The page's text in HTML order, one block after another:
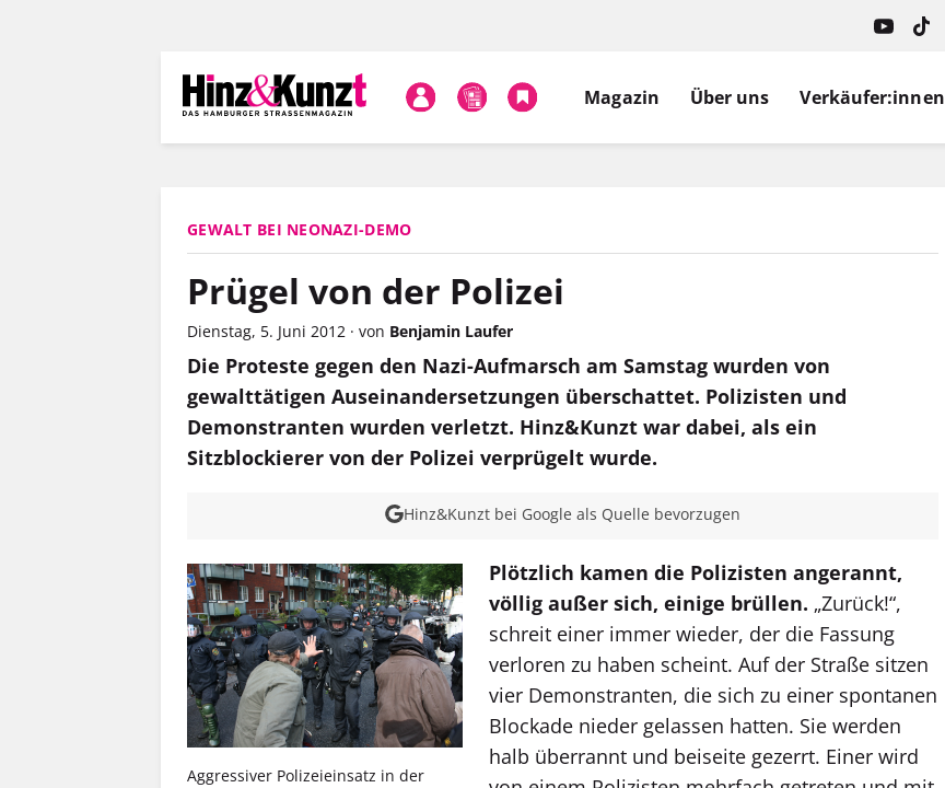
Magazin Über uns Verkäufer:innen
GEWALT BEI NEONAZI-DEMO
Prügel von der Polizei
Dienstag, 5. Juni 2012 · von Benjamin Laufer
Die Proteste gegen den Nazi-Aufmarsch am Samstag wurden von
gewalttätigen Auseinandersetzungen überschattet. Polizisten und
Demonstranten wurden verletzt. Hinz&Kunzt war dabei, als ein
Sitzblockierer von der Polizei verprügelt wurde.
Hinz&Kunzt bei Google als Quelle bevorzugen
Aggressiver Polizeieinsatz in der
Plötzlich kamen die Polizisten angerannt,
völlig außer sich, einige brüllen. „Zurück!“,
schreit einer immer wieder, der die Fassung
verloren zu haben scheint. Auf der Straße sitzen
vier Demonstranten, die sich zu einer spontanen
Blockade nieder gelassen hatten. Sie werden
halb überrannt und beiseite gezerrt. Einer wird